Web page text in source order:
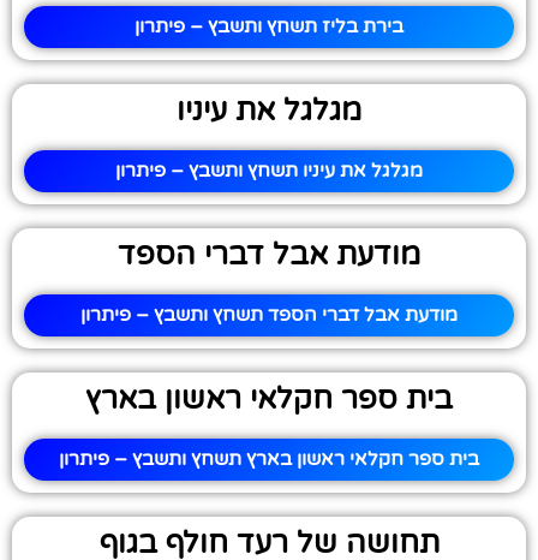
בירת בליז תשחץ ותשבץ – פיתרון
מגלגל את עיניו
מגלגל את עיניו תשחץ ותשבץ – פיתרון
מודעת אבל דברי הספד
מודעת אבל דברי הספד תשחץ ותשבץ – פיתרון
בית ספר חקלאי ראשון בארץ
בית ספר חקלאי ראשון בארץ תשחץ ותשבץ – פיתרון
תחושה של רעד חולף בגוף